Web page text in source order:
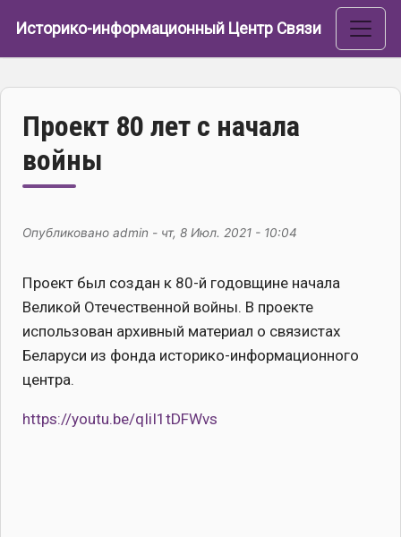
Историко-информационный Центр Связи
Проект 80 лет с начала
войны
Опубликовано admin - чт, 8 Июл. 2021 - 10:04
Проект был создан к 80-й годовщине начала
Великой Отечественной войны. В проекте
использован архивный материал о связистах
Беларуси из фонда историко-информационного
центра.
https://youtu.be/qIiI1tDFWvs